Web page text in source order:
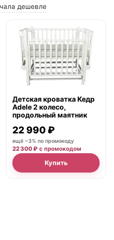
дешевле
● в наличии
Детская кроватка Кедр
Adele 2 колесо,
продольный маятник
22 990 ₽
ещё −3% по промокоду
22 300 ₽ с промокодом
Купить